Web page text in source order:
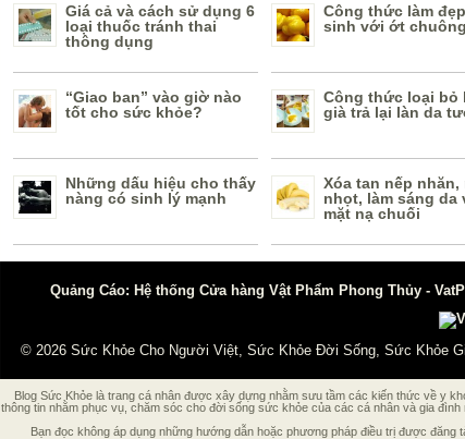
Giá cả và cách sử dụng 6
loại thuốc tránh thai
thông dụng
“Giao ban” vào giờ nào
tốt cho sức khỏe?
Những dấu hiệu cho thấy
nàng có sinh lý mạnh
Công thức làm
sinh với ớt chuông
Công thức loại bỏ
già trả lại làn da
Xóa tan nếp nhăn,
nhọt, làm sáng da
mặt nạ chuối
Quảng Cáo: Hệ thống Cửa hàng Vật Phẩm Phong Thủy -
© 2026 Sức Khỏe Cho Người Việt, Sức Khỏe Đời Sống, Sức Khỏe
Blog Sức Khỏe là trang cá nhân được xây dựng nhằm sưu tầm các kiến thức về y
thông tin nhằm phục vụ, chăm sóc cho đời sống sức khỏe của các cá nhân và gia
Bạn đọc không áp dụng những hướng dẫn hoặc phương pháp điều trị được